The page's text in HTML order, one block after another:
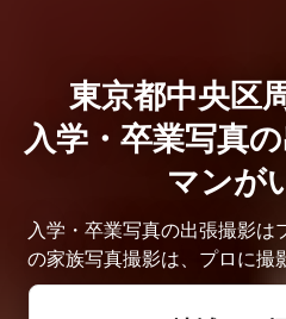
東京都中央区
入学・卒業写真
マンが
入学・卒業写真の出張撮影は
の家族写真撮影は、プロに撮